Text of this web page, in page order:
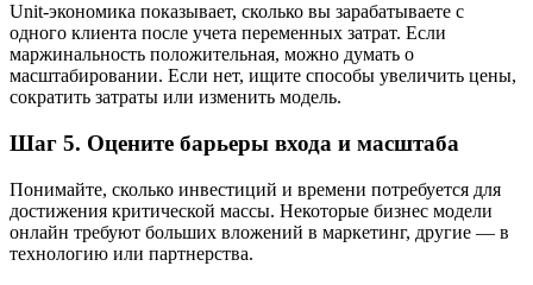
Unit-экономика показывает, сколько вы зарабатываете с
одного клиента после учета переменных затрат. Если
маржинальность положительная, можно думать о
масштабировании. Если нет, ищите способы увеличить цены,
сократить затраты или изменить модель.
Шаг 5. Оцените барьеры входа и масштаба
Понимайте, сколько инвестиций и времени потребуется для
достижения критической массы. Некоторые бизнес модели
онлайн требуют больших вложений в маркетинг, другие — в
технологию или партнерства.